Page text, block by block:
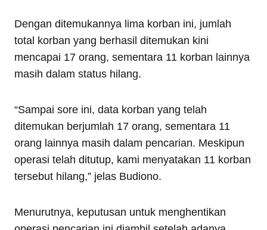
Dengan ditemukannya lima korban ini, jumlah
total korban yang berhasil ditemukan kini
mencapai 17 orang, sementara 11 korban lainnya
masih dalam status hilang.
“Sampai sore ini, data korban yang telah
ditemukan berjumlah 17 orang, sementara 11
orang lainnya masih dalam pencarian. Meskipun
operasi telah ditutup, kami menyatakan 11 korban
tersebut hilang,” jelas Budiono.
Menurutnya, keputusan untuk menghentikan